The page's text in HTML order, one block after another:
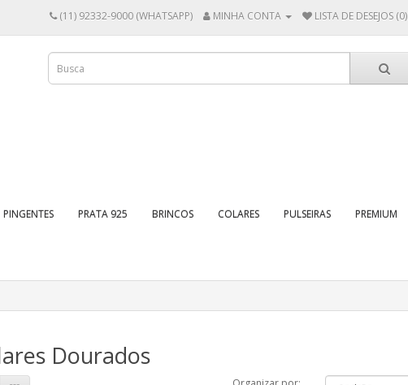
(11) 92332-9000 (WHATSAPP) MINHA CONTA LISTA DE DESEJOS (0)
PINGENTES PRATA 925 BRINCOS COLARES PULSEIRAS PREMIUM
Dourados